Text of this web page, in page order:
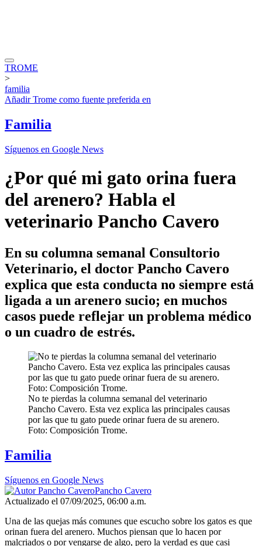
TROME
>
familia
AñadirTrome como fuente preferida en
Familia
Síguenos en Google News
¿Por qué mi gato orina fuera
del arenero? Habla el
veterinario Pancho Cavero
En su columna semanal Consultorio
Veterinario, el doctor Pancho Cavero
explica que esta conducta no siempre está
ligada a un arenero sucio; en muchos
casos puede reflejar un problema médico
o un cuadro de estrés.
No te pierdas la columna semanal del veterinario
Pancho Cavero. Esta vez explica las principales causas
por las que tu gato puede orinar fuera de su arenero.
Foto: Composición Trome.
Familia
Síguenos en Google News
Pancho Cavero
Actualizado el 07/09/2025, 06:00 a.m.
Una de las quejas más comunes que escucho sobre los gatos es que
orinan fuera del arenero. Muchos piensan que lo hacen por
malcriados o por vengarse de algo, pero la verdad es que casi